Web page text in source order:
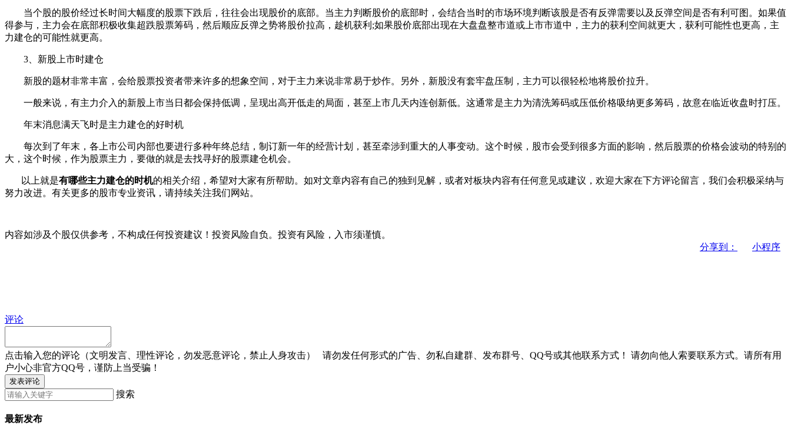
当个股的股价经过长时间大幅度的股票下跌后，往往会出现股价的底部。当主力判断股价的底部时，会结合当时的市场环境判断该股是否有反弹需要以及反弹空间是否有利可图。如果值
得参与，主力会在底部积极收集超跌股票筹码，然后顺应反弹之势将股价拉高，趁机获利;如果股价底部出现在大盘盘整市道或上市市道中，主力的获利空间就更大，获利可能性也更高，主
力建仓的可能性就更高。
3、新股上市时建仓
新股的题材非常丰富，会给股票投资者带来许多的想象空间，对于主力来说非常易于炒作。另外，新股没有套牢盘压制，主力可以很轻松地将股价拉升。
一般来说，有主力介入的新股上市当日都会保持低调，呈现出高开低走的局面，甚至上市几天内连创新低。这通常是主力为清洗筹码或压低价格吸纳更多筹码，故意在临近收盘时打压。
年末消息满天飞时是主力建仓的好时机
每次到了年末，各上市公司内部也要进行多种年终总结，制订新一年的经营计划，甚至牵涉到重大的人事变动。这个时候，股市会受到很多方面的影响，然后股票的价格会波动的特别的
大，这个时候，作为股票主力，要做的就是去找寻好的股票建仓机会。
以上就是有哪些主力建仓的时机的相关介绍，希望对大家有所帮助。如对文章内容有自己的独到见解，或者对板块内容有任何意见或建议，欢迎大家在下方评论留言，我们会积极采纳与
努力改进。有关更多的股市专业资讯，请持续关注我们网站。
内容如涉及个股仅供参考，不构成任何投资建议！投资风险自负。投资有风险，入市须谨慎。
分享到：
小程序
评论
点击输入您的评论（文明发言、理性评论，勿发恶意评论，禁止人身攻击） 请勿发任何形式的广告、勿私自建群、发布群号、QQ号或其他联系方式！
请勿向他人索要联系方式。请所有用
户小心非官方QQ号，谨防上当受骗！
发表评论
搜索
最新发布